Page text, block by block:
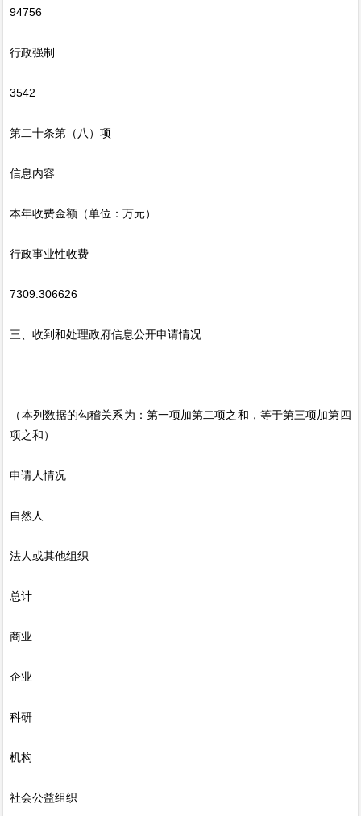
94756
行政强制
3542
第二十条第（八）项
信息内容
本年收费金额（单位：万元）
行政事业性收费
7309.306626
三、收到和处理政府信息公开申请情况
（本列数据的勾稽关系为：第一项加第二项之和，等于第三项加第四
项之和）
申请人情况
自然人
法人或其他组织
总计
商业
企业
科研
机构
社会公益组织